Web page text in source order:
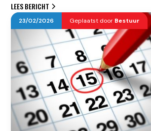
LEES BERICHT
23/02/2026 Geplaatst door Bestuur